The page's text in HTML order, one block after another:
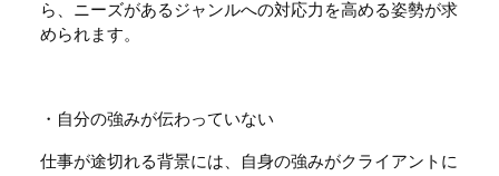
ら、ニーズがあるジャンルへの対応力を高める姿勢が求
められます。
・自分の強みが伝わっていない
仕事が途切れる背景には、自身の強みがクライアントに